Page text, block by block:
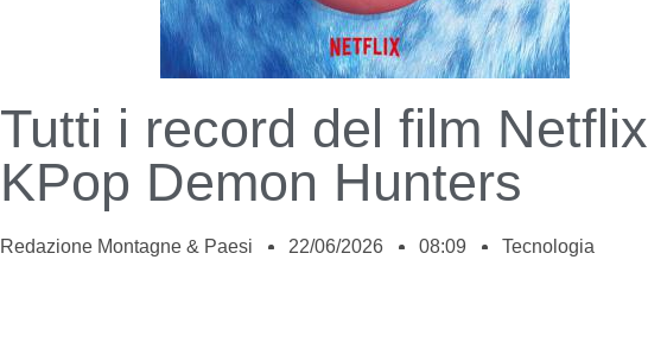
Tutti i record del film Netflix
KPop Demon Hunters
Redazione Montagne & Paesi 22/06/2026 08:09 Tecnologia